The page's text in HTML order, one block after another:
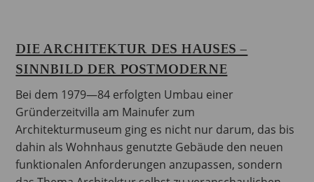
DIE ARCHITEKTUR DES HAUSES –
SINNBILD DER POSTMODERNE
Bei dem 1979—84 erfolgten Umbau einer
Gründerzeitvilla am Mainufer zum
Architekturmuseum ging es nicht nur darum, das bis
dahin als Wohnhaus genutzte Gebäude den neuen
funktionalen Anforderungen anzupassen, sondern